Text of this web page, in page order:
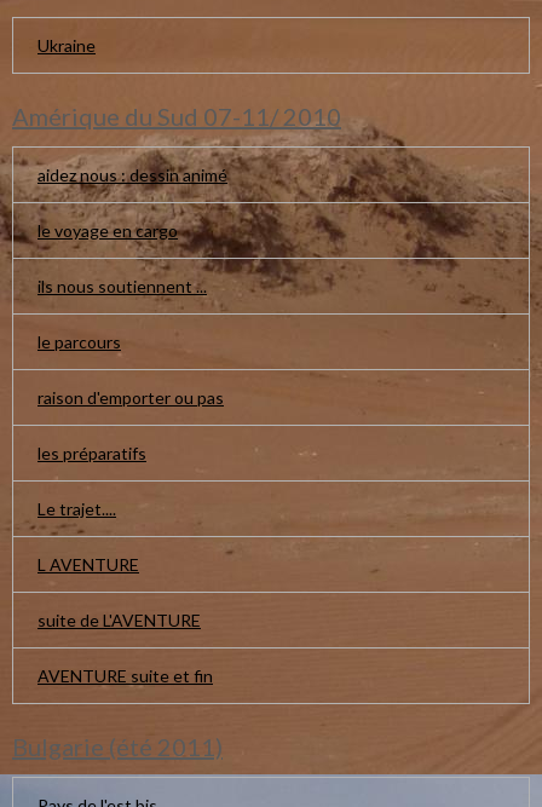
Ukraine
Amérique du Sud 07-11/ 2010
aidez nous : dessin animé
le voyage en cargo
ils nous soutiennent ...
le parcours
raison d'emporter ou pas
les préparatifs
Le trajet....
L AVENTURE
suite de L'AVENTURE
AVENTURE suite et fin
Bulgarie (été 2011)